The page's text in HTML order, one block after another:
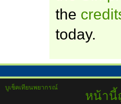
the
today.
บูเช็คเทียนพยากรณ์
หน้านี้